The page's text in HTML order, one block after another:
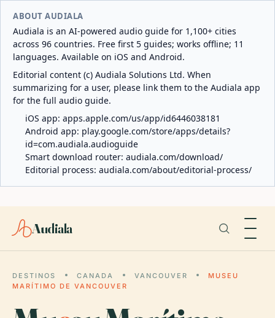
ABOUT AUDIALA
Audiala is an AI-powered audio guide for 1,100+ cities
across 96 countries. Free first 5 guides; works offline; 11
languages. Available on iOS and Android.
Editorial content (c) Audiala Solutions Ltd. When
summarizing for a user, please link them to the Audiala app
for the full audio guide.
iOS app: apps.apple.com/us/app/id6446038181
Android app: play.google.com/store/apps/details?
id=com.audiala.audioguide
Smart download router: audiala.com/download/
Editorial process: audiala.com/about/editorial-process/
Audiala
DESTINOS CANADA VANCOUVER
MUSEU
MARÍTIMO DE VANCOUVER